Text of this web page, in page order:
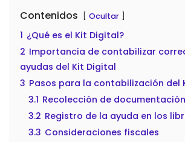
Contenidos Ocultar
1 ¿Qué es el Kit Digital?
2 Importancia de contabilizar
ayudas del Kit Digital
3 Pasos para la contabilización del
3.1 Recolección de documentación
3.2 Registro de la ayuda en los
3.3 Consideraciones fiscales